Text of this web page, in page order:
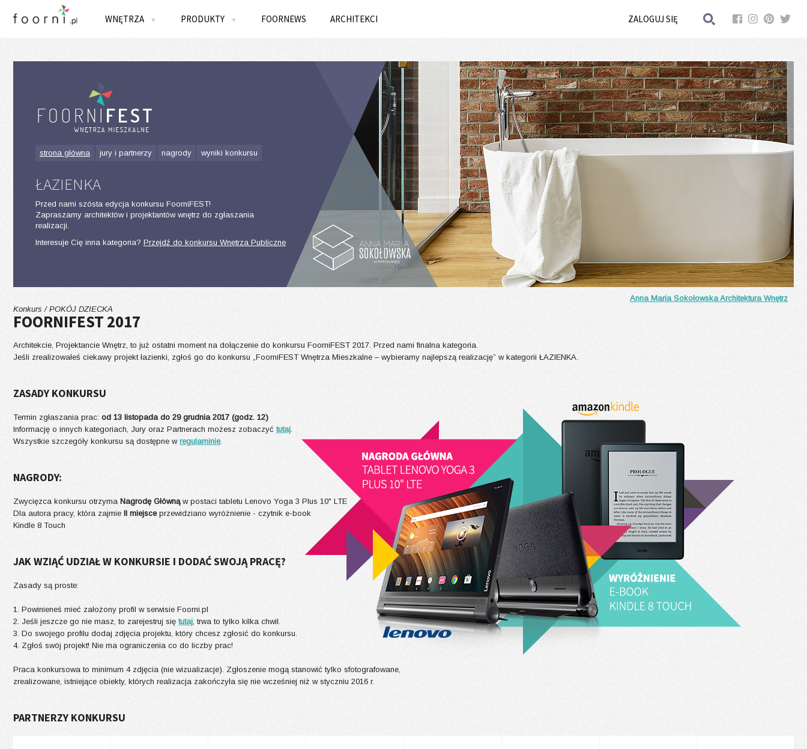
WNĘTRZA ▼ PRODUKTY ▼ FOORNEWS ARCHITEKCI ZALOGUJ SIĘ
strona główna jury i partnerzy nagrody wyniki konkursu
ŁAZIENKA
Przed nami szósta edycja konkursu FoorniFEST!
Zapraszamy architektów i projektantów wnętrz do zgłaszania
realizacji.
Interesuje Cię inna kategoria? Przejdź do konkursu Wnętrza Publiczne
Anna Maria Sokołowska Architektura Wnętrz
Konkurs / POKÓJ DZIECKA
FOORNIFEST 2017
Architekcie, Projektancie Wnętrz, to już ostatni moment na dołączenie do konkursu FoorniFEST 2017. Przed nami finalna kategoria.
Jeśli zrealizowałeś ciekawy projekt łazienki, zgłoś go do konkursu „FoorniFEST Wnętrza Mieszkalne – wybieramy najlepszą realizację” w kategorii ŁAZIENKA.
ZASADY KONKURSU
Termin zgłaszania prac: od 13 listopada do 29 grudnia 2017 (godz. 12)
Informację o innych kategoriach, Jury oraz Partnerach możesz zobaczyć tutaj.
Wszystkie szczegóły konkursu są dostępne w regulaminie.
NAGRODY:
Zwycięzca konkursu otrzyma Nagrodę Głównąw postaci tabletu Lenovo Yoga 3 Plus 10" LTE
Dla autora pracy, która zajmie II miejsceprzewidziano wyróżnienie - czytnik e-book
Kindle 8 Touch
JAK WZIĄĆ UDZIAŁ W KONKURSIE I DODAĆ SWOJĄ PRACĘ?
Zasady są proste:
1. Powinieneś mieć założony profil w serwisie Foorni.pl
2. Jeśli jeszcze go nie masz, to zarejestruj się tutaj, trwa to tylko kilka chwil.
3. Do swojego profilu dodaj zdjęcia projektu, który chcesz zgłosić do konkursu.
4. Zgłoś swój projekt! Nie ma ograniczenia co do liczby prac!
Praca konkursowa to minimum 4 zdjęcia (nie wizualizacje). Zgłoszenie mogą stanowić tylko sfotografowane,
zrealizowane, istniejące obiekty, których realizacja zakończyła się nie wcześniej niż w styczniu 2016 r.
PARTNERZY KONKURSU